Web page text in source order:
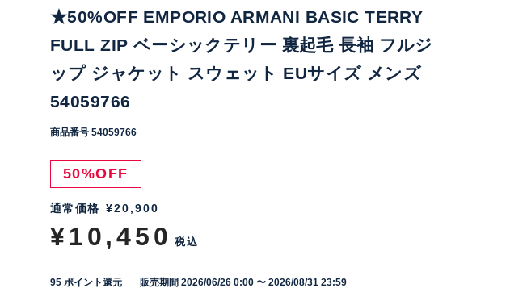
★50%OFF EMPORIO ARMANI BASIC TERRY
FULL ZIP ベーシックテリー 裏起毛 長袖 フルジ
ップ ジャケット スウェット EUサイズ メンズ
54059766
商品番号 54059766
50%OFF
通常価格 ¥20,900
¥10,450 税込
95 ポイント還元 販売期間 2026/06/26 0:00 〜 2026/08/31 23:59